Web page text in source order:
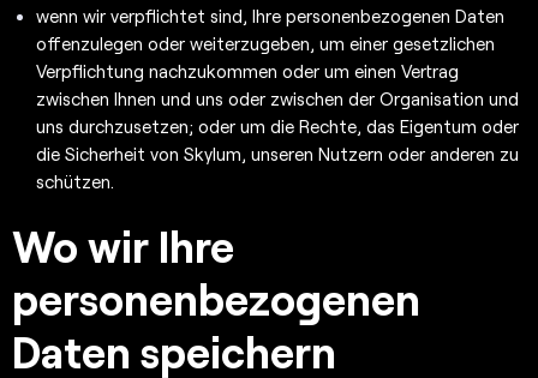
wenn wir verpflichtet sind, Ihre personenbezogenen Daten
offenzulegen oder weiterzugeben, um einer gesetzlichen
Verpflichtung nachzukommen oder um einen Vertrag
zwischen Ihnen und uns oder zwischen der Organisation und
uns durchzusetzen; oder um die Rechte, das Eigentum oder
die Sicherheit von Skylum, unseren Nutzern oder anderen zu
schützen.
Wo wir Ihre
personenbezogenen
Daten speichern